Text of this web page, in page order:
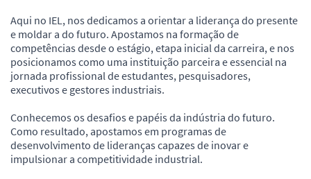
Aqui no IEL, nos dedicamos a orientar a liderança do presente
e moldar a do futuro. Apostamos na formação de
competências desde o estágio, etapa inicial da carreira, e nos
posicionamos como uma instituição parceira e essencial na
jornada profissional de estudantes, pesquisadores,
executivos e gestores industriais.
Conhecemos os desafios e papéis da indústria do futuro.
Como resultado, apostamos em programas de
desenvolvimento de lideranças capazes de inovar e
impulsionar a competitividade industrial.